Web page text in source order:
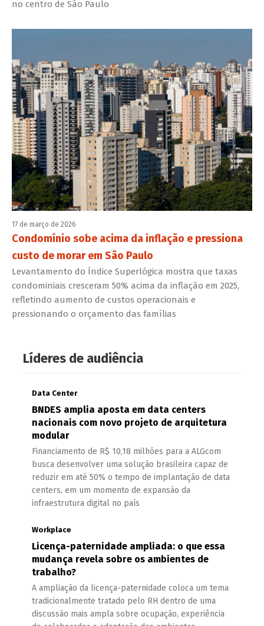
no centro de São Paulo
17 de março de 2026
Condomínio sobe acima da inflação e pressiona
custo de morar em São Paulo
Levantamento do Índice Superlógica mostra que taxas
condominiais cresceram 50% acima da inflação em 2025,
refletindo aumento de custos operacionais e
pressionando o orçamento das famílias
Líderes de audiência
Data Center
BNDES amplia aposta em data centers
nacionais com novo projeto de arquitetura
modular
Financiamento de R$ 10,18 milhões para a ALGcom
busca desenvolver uma solução brasileira capaz de
reduzir em até 50% o tempo de implantação de data
centers, em um momento de expansão da
infraestrutura digital no país
Workplace
Licença-paternidade ampliada: o que essa
mudança revela sobre os ambientes de
trabalho?
A ampliação da licença-paternidade coloca um tema
tradicionalmente tratado pelo RH dentro de uma
discussão mais ampla sobre ocupação, experiência